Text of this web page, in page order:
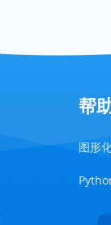
帮
图形